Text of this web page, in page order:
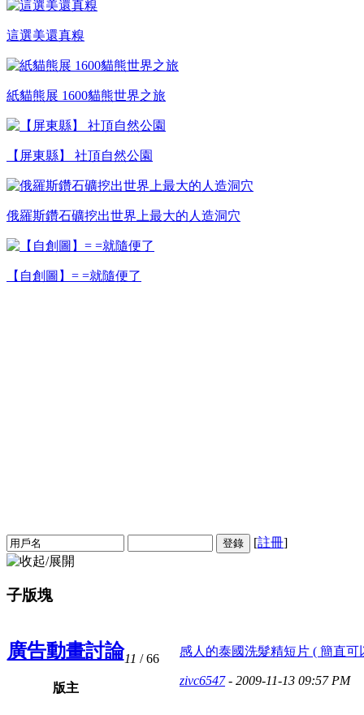
這選美還真糗
紙貓熊展 1600貓熊世界之旅
【屏東縣】 社頂自然公園
俄羅斯鑽石礦挖出世界上最大的人造洞穴
【自創圖】= =就隨便了
登錄 [註冊]
子版塊
廣告動畫討論
版主
11 / 66
感人的泰國洗髮精短片 ( 簡直可
zivc6547- 2009-11-13 09:57 PM